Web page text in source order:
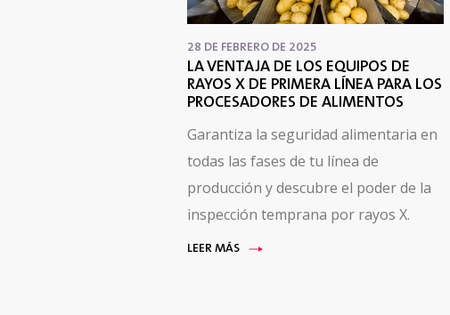
28 DE FEBRERO DE 2025
LA VENTAJA DE LOS EQUIPOS DE
RAYOS X DE PRIMERA LÍNEA PARA LOS
PROCESADORES DE ALIMENTOS
Garantiza la seguridad alimentaria en
todas las fases de tu línea de
producción y descubre el poder de la
inspección temprana por rayos X.
LEER MÁS